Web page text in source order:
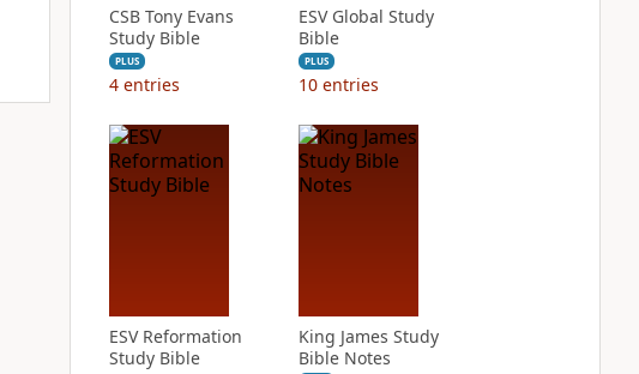
CSB Tony Evans
Study Bible
PLUS
4 entries
ESV Global Study
Bible
PLUS
10 entries
ESV Reformation
Study Bible
King James Study
Bible Notes